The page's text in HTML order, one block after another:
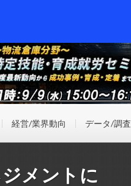
経営/業界動向 データ/調査
メントに